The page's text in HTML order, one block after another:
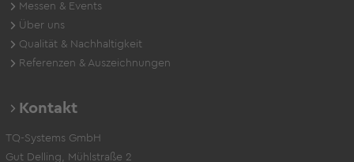
Messen & Events
Über uns
Qualität & Nachhaltigkeit
Referenzen & Auszeichnungen
Kontakt
TQ-Systems GmbH
Gut Delling, Mühlstraße 2